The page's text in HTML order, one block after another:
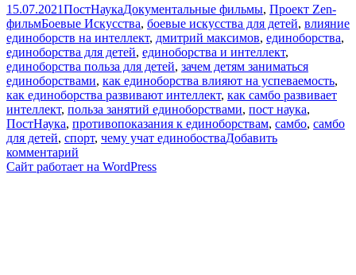
Опубликовано
15.07.2021Автор
ПостНаукаРубрики
Документальные фильмы, Проект Zen-
фильмМетки
Боевые Искусства, боевые искусства для детей, влияние
единоборств на интеллект, дмитрий максимов, единоборства,
единоборства для детей, единоборства и интеллект,
единоборства польза для детей, зачем детям заниматься
единоборствами, как единоборства влияют на успеваемость,
как единоборства развивают интеллект, как самбо развивает
интеллект, польза занятий единоборствами, пост наука,
ПостНаука, противопоказания к единоборствам, самбо, самбо
для детей, спорт, чему учат единобостваДобавить
комментарий
записи
Сайт работает на WordPress